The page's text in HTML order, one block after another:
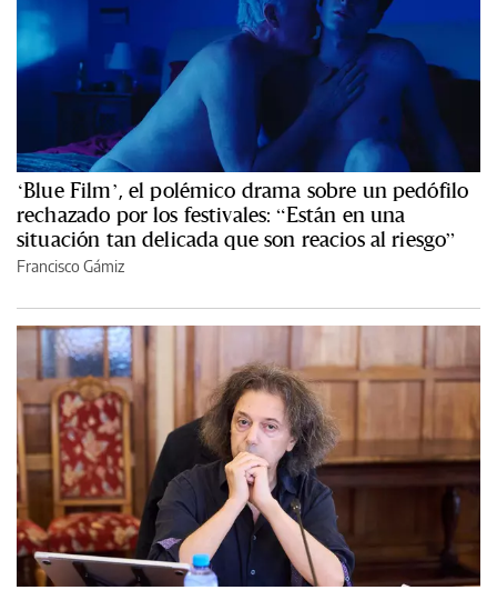
‘Blue Film’, el polémico drama sobre un pedófilo
rechazado por los festivales: “Están en una
situación tan delicada que son reacios al riesgo”
Francisco Gámiz